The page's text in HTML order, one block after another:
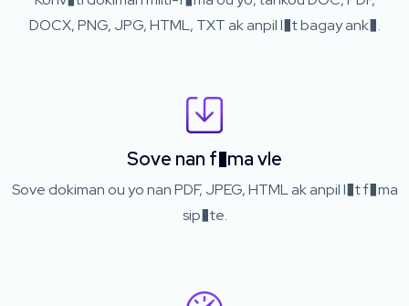
DOCX, PNG, JPG, HTML, TXT ak anpil l�t bagay ank�.
Sove nan f�ma vle
Sove dokiman ou yo nan PDF, JPEG, HTML ak anpil l�t f�ma
sip�te.